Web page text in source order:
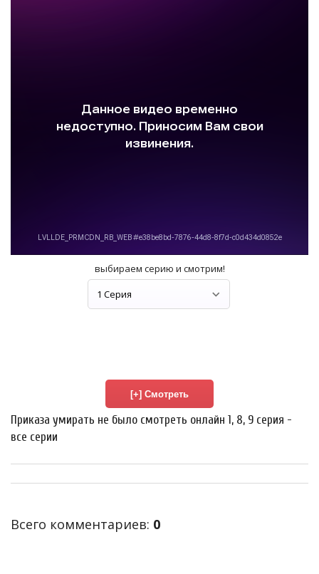
выбираем серию и смотрим!
Приказа умирать не было смотреть онлайн 1, 8, 9 серия -
все серии
Всего комментариев: 0